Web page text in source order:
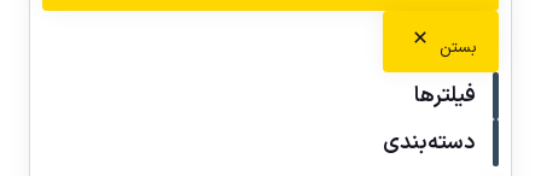
بستن
فیلترها
دسته‌بندی